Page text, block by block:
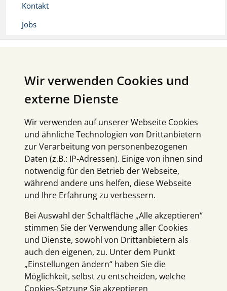
Wir verwenden Cookies und
externe Dienste
Wir verwenden auf unserer Webseite Cookies
und ähnliche Technologien von Drittanbietern
zur Verarbeitung von personenbezogenen
Daten (z.B.: IP-Adressen). Einige von ihnen sind
notwendig für den Betrieb der Webseite,
während andere uns helfen, diese Webseite
und Ihre Erfahrung zu verbessern.
Bei Auswahl der Schaltfläche „Alle akzeptieren“
stimmen Sie der Verwendung aller Cookies
und Dienste, sowohl von Drittanbietern als
auch den eigenen, zu. Unter dem Punkt
„Einstellungen ändern“ haben Sie die
Möglichkeit, selbst zu entscheiden, welche
Cookies-Setzung Sie akzeptieren
Kontakt
Jobs